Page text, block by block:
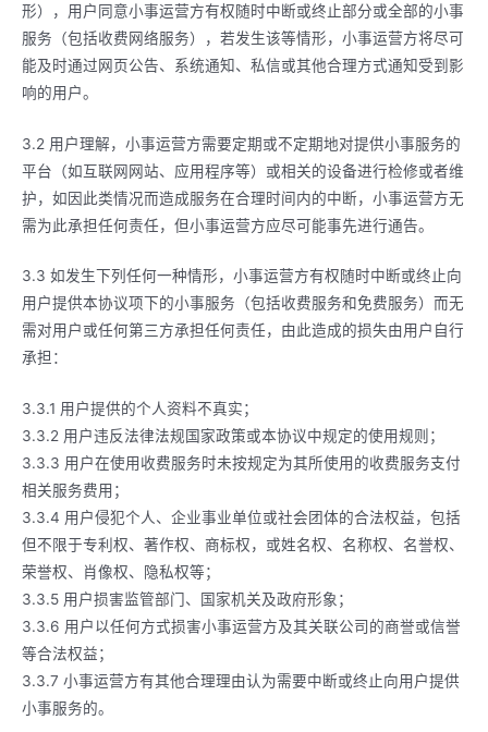
形），用户同意小事运营方有权随时中断或终止部分或全部的小事
服务（包括收费网络服务），若发生该等情形，小事运营方将尽可
能及时通过网页公告、系统通知、私信或其他合理方式通知受到影
响的用户。
3.2 用户理解，小事运营方需要定期或不定期地对提供小事服务的
平台（如互联网网站、应用程序等）或相关的设备进行检修或者维
护，如因此类情况而造成服务在合理时间内的中断，小事运营方无
需为此承担任何责任，但小事运营方应尽可能事先进行通告。
3.3 如发生下列任何一种情形，小事运营方有权随时中断或终止向
用户提供本协议项下的小事服务（包括收费服务和免费服务）而无
需对用户或任何第三方承担任何责任，由此造成的损失由用户自行
承担：
3.3.1 用户提供的个人资料不真实；
3.3.2 用户违反法律法规国家政策或本协议中规定的使用规则；
3.3.3 用户在使用收费服务时未按规定为其所使用的收费服务支付
相关服务费用；
3.3.4 用户侵犯个人、企业事业单位或社会团体的合法权益，包括
但不限于专利权、著作权、商标权，或姓名权、名称权、名誉权、
荣誉权、肖像权、隐私权等；
3.3.5 用户损害监管部门、国家机关及政府形象；
3.3.6 用户以任何方式损害小事运营方及其关联公司的商誉或信誉
等合法权益；
3.3.7 小事运营方有其他合理理由认为需要中断或终止向用户提供
小事服务的。